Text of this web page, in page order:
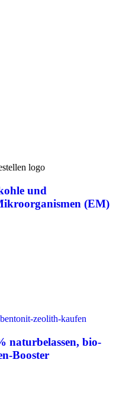
und
(EM)
naturbelassen, bio-
Booster